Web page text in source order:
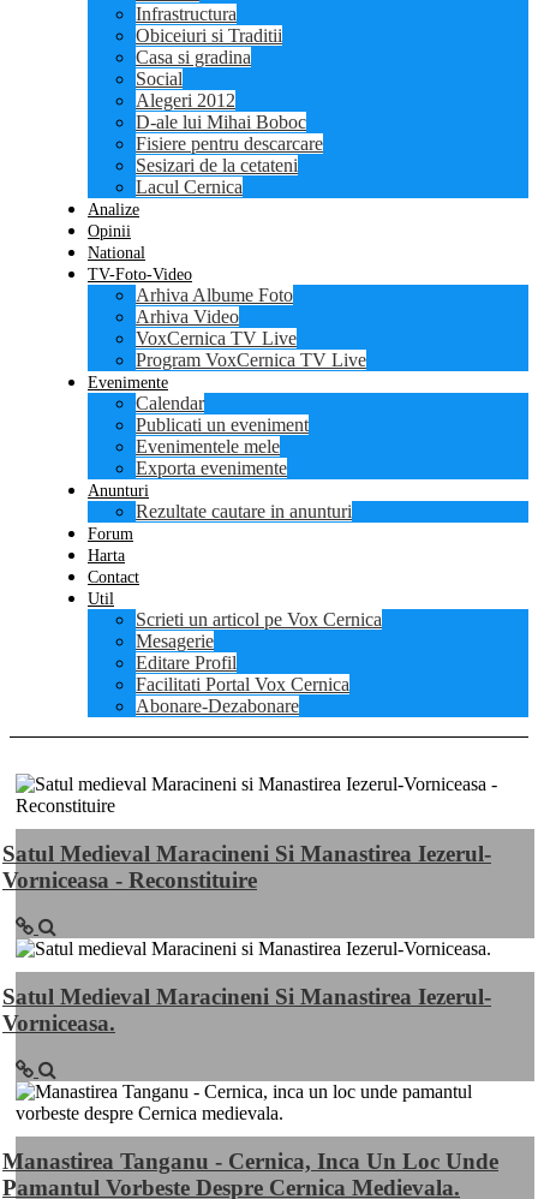
Infrastructura
Obiceiuri si Traditii
Casa si gradina
Social
Alegeri 2012
D-ale lui Mihai Boboc
Fisiere pentru descarcare
Sesizari de la cetateni
Lacul Cernica
Analize
Opinii
National
TV-Foto-Video
Arhiva Albume Foto
Arhiva Video
VoxCernica TV Live
Program VoxCernica TV Live
Evenimente
Calendar
Publicati un eveniment
Evenimentele mele
Exporta evenimente
Anunturi
Rezultate cautare in anunturi
Forum
Harta
Contact
Util
Scrieti un articol pe Vox Cernica
Mesagerie
Editare Profil
Facilitati Portal Vox Cernica
Abonare-Dezabonare
Satul Medieval Maracineni Si Manastirea Iezerul-
Vorniceasa - Reconstituire
Satul Medieval Maracineni Si Manastirea Iezerul-
Vorniceasa.
Manastirea Tanganu - Cernica, Inca Un Loc Unde
Pamantul Vorbeste Despre Cernica Medievala.